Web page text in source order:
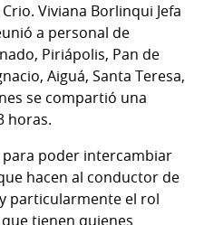
Viviana Borlinqui Jefa
a personal de
Piriápolis, Pan de
Aiguá, Santa Teresa,
se compartió una
horas.
poder intercambiar
hacen al conductor de
particularmente el rol
tienen quienes